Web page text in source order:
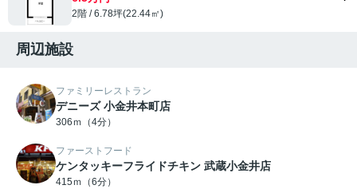
2階 / 6.78坪(22.44㎡)
周辺施設
ファミリーレストラン
デニーズ 小金井本町店
306ｍ（4分）
ファーストフード
ケンタッキーフライドチキン 武蔵小金井店
415ｍ（6分）